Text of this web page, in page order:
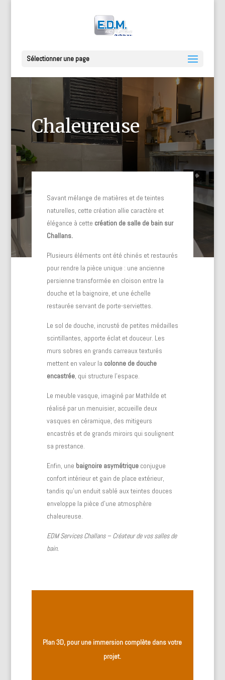
Sélectionner une page
Chaleureuse
Savant mélange de matières et de teintes
naturelles, cette création allie caractère et
élégance à cette création de salle de bain sur
Challans.
Plusieurs éléments ont été chinés et restaurés
pour rendre la pièce unique : une ancienne
persienne transformée en cloison entre la
douche et la baignoire, et une échelle
restaurée servant de porte-serviettes.
Le sol de douche, incrusté de petites médailles
scintillantes, apporte éclat et douceur. Les
murs sobres en grands carreaux texturés
mettent en valeur la colonne de douche
encastrée, qui structure l’espace.
Le meuble vasque, imaginé par Mathilde et
réalisé par un menuisier, accueille deux
vasques en céramique, des mitigeurs
encastrés et de grands miroirs qui soulignent
sa prestance.
Enfin, une baignoire asymétriqueconjugue
confort intérieur et gain de place extérieur,
tandis qu’un enduit sablé aux teintes douces
enveloppe la pièce d’une atmosphère
chaleureuse.
EDM Services Challans – Créateur de vos salles de
bain.
Plan 3D, pour une immersion complète dans votre
projet.